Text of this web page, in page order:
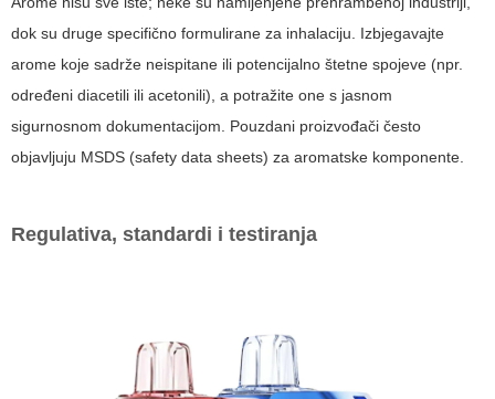
dok su druge specifično formulirane za inhalaciju. Izbjegavajte
arome koje sadrže neispitane ili potencijalno štetne spojeve (npr.
određeni diacetili ili acetonili), a potražite one s jasnom
sigurnosnom dokumentacijom. Pouzdani proizvođači često
objavljuju MSDS (safety data sheets) za aromatske komponente.
Regulativa, standardi i testiranja